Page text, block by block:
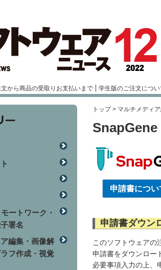
文から商品の受取りお支払いまで 学生版のご注文につい
トップ> マルチメディ
SnapGene
申請書につい
申請書ダウン
このソフトウェアの
申請書をダウンロー
必要事項入力の上、
ートワーク・
署名
編集・画像解
フ作成・視覚